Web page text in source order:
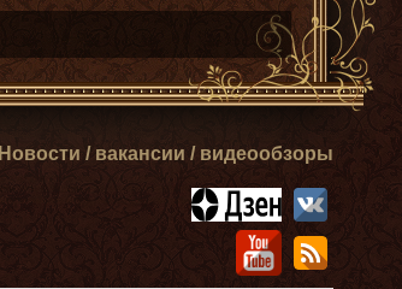
Новости / вакансии / видеообзоры